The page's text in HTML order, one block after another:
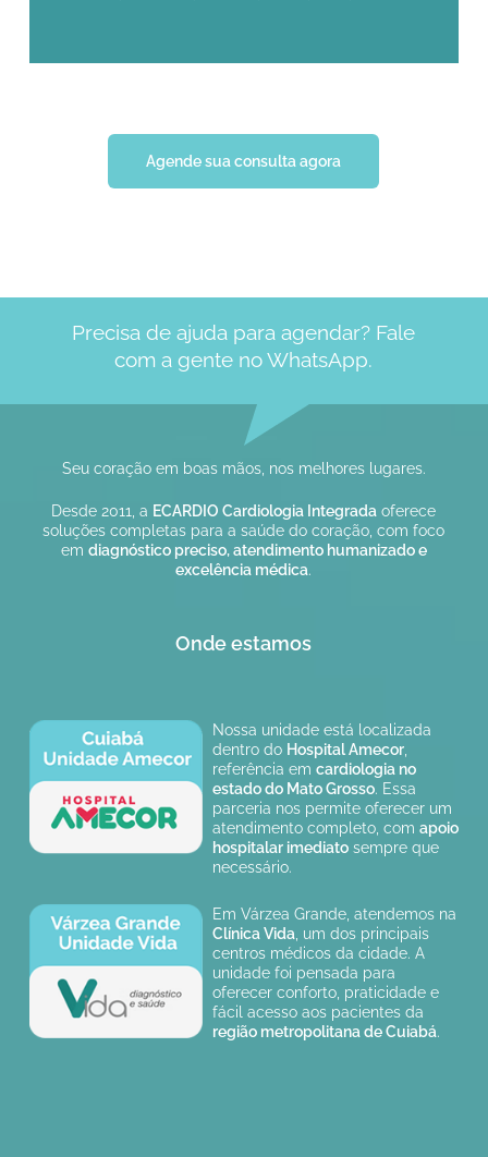
Agende sua consulta agora
Precisa de ajuda para agendar? Fale
com a gente no WhatsApp.
Seu coração em boas mãos, nos melhores lugares.
Desde 2011, a ECARDIO Cardiologia Integrada oferece
soluções completas para a saúde do coração, com foco
em diagnóstico preciso, atendimento humanizado e
excelência médica.
Onde estamos
Nossa unidade está localizada
dentro do Hospital Amecor,
referência em cardiologia no
estado do Mato Grosso. Essa
parceria nos permite oferecer um
atendimento completo, com apoio
hospitalar imediatosempre que
necessário.
Em Várzea Grande, atendemos na
Clínica Vida , um dos principais
centros médicos da cidade. A
unidade foi pensada para
oferecer conforto, praticidade e
fácil acesso aos pacientes da
região metropolitana de Cuiabá.